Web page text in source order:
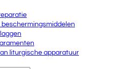
beschermingsmiddelen
liturgische apparatuur